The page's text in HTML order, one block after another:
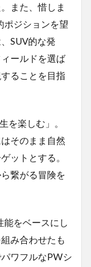
また、惜しま
ポジションを望
SUV的な発
ールドを選ば
ることを目指
を楽しむ」。
そのまま自然
ットとする。
繋がる冒険を
能をベースにし
み合わせたも
ワフルなPWシ